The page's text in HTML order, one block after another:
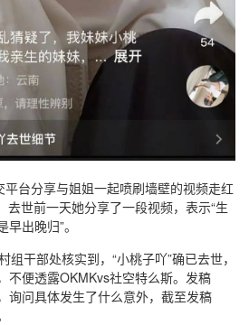
平台分享与姐姐一起喷刷墙壁的视频走红
去世前一天她分享了一段视频，表示“生
出晚归”。
干部处核实到，“小桃子吖”确已去世，
不便透露OKMKvs社空特么斯。发稿
询问具体发生了什么意外，截至发稿